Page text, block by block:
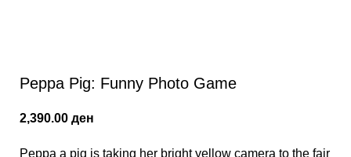
Peppa Pig: Funny Photo Game
2,390.00 ден
Peppa a pig is taking her bright yellow camera to the fair